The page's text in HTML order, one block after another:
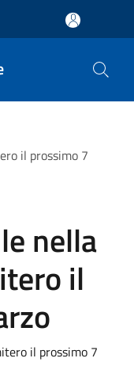
il prossimo 7
nella
il
il prossimo 7